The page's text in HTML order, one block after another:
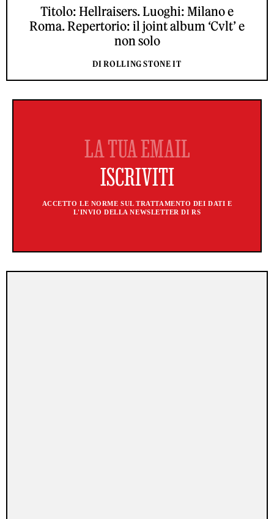
Titolo: Hellraisers. Luoghi: Milano e
Roma. Repertorio: il joint album ‘Cvlt’ e
non solo
DI ROLLING STONE IT
ACCETTO LE NORME SUL TRATTAMENTO DEI DATI E
L'INVIO DELLA NEWSLETTER DI RS